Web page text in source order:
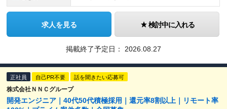
求人を見る 検討中に入れる
掲載終了予定日： 2026.08.27
正社員 自己PR不要 話を聞きたい応募可
株式会社ＮＮＣグループ
開発エンジニア｜40代50代積極採用｜還元率8割以上｜リモート率